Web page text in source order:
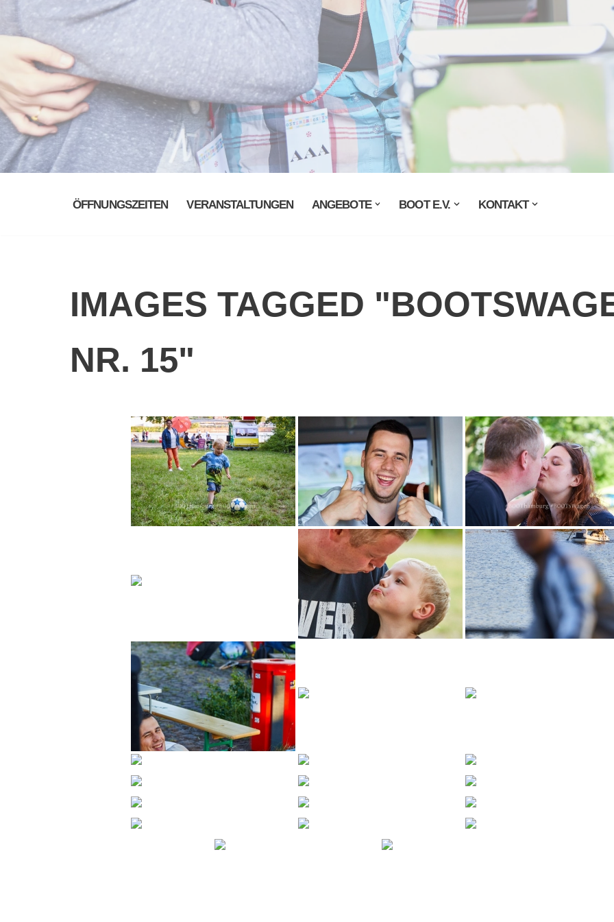
ÖFFNUNGSZEITEN VERANSTALTUNGEN ANGEBOTE BOOT E.V. KONTAKT
IMAGES TAGGED
NR. 15"